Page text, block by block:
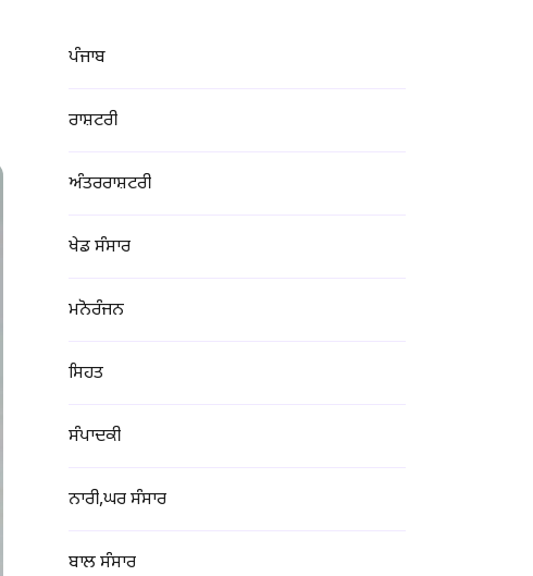
ਪੰਜਾਬ
ਰਾਸ਼ਟਰੀ
ਅੰਤਰਰਾਸ਼ਟਰੀ
ਖੇਡ ਸੰਸਾਰ
ਮਨੋਰੰਜਨ
ਸਿਹਤ
ਸੰਪਾਦਕੀ
ਨਾਰੀ,ਘਰ ਸੰਸਾਰ
ਬਾਲ ਸੰਸਾਰ